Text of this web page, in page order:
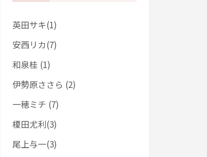
英田サキ(1)
安西リカ(7)
和泉桂 (1)
伊勢原ささら (2)
一穂ミチ (7)
榎田尤利(3)
尾上与一(3)